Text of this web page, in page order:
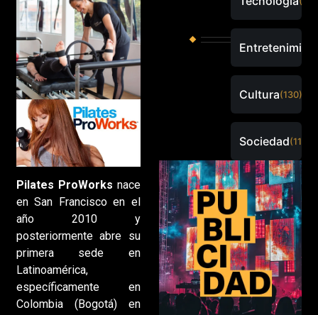
Pilates ProWorks nace
en San Francisco en el
año 2010 y
posteriormente abre su
primera sede en
Latinoamérica,
específicamente en
Colombia (Bogotá) en
Cultura(130)
Sociedad(115)